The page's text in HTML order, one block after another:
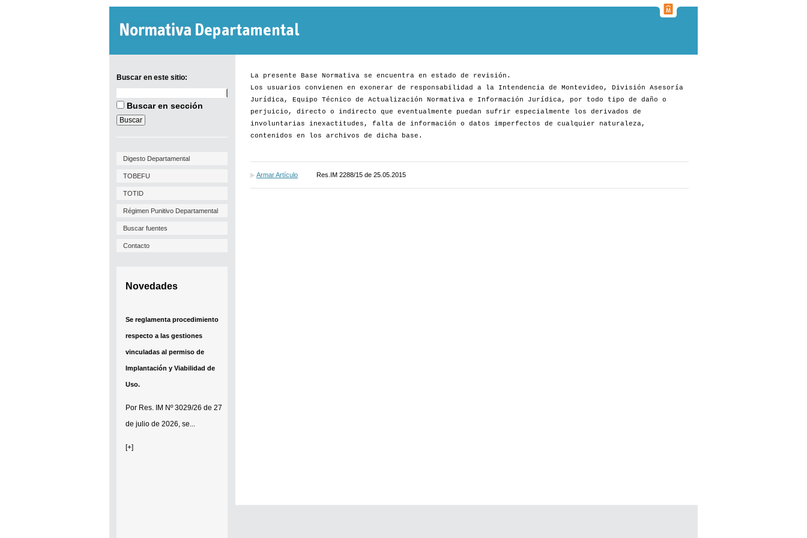
Buscar en este sitio:
en
sitio:
Buscar en sección
Digesto Departamental
TOBEFU
TOTID
Régimen Punitivo Departamental
Buscar fuentes
Contacto
Novedades
Se reglamenta procedimiento
respecto a las gestiones
vinculadas al permiso de
Implantación y Viabilidad de
Uso.
Por Res. IM Nº 3029/26 de 27
de julio de 2026, se...
[+]
La presente Base Normativa se encuentra en estado de revisión.
Los usuarios convienen en exonerar de responsabilidad a la Intendencia de Montevideo, División Asesoría
Jurídica, Equipo Técnico de Actualización Normativa e Información Jurídica, por todo tipo de daño o
perjuicio, directo o indirecto que eventualmente puedan sufrir especialmente los derivados de
involuntarias inexactitudes, falta de información o datos imperfectos de cualquier naturaleza,
contenidos en los archivos de dicha base.
Armar Artículo Res.IM 2288/15 de 25.05.2015